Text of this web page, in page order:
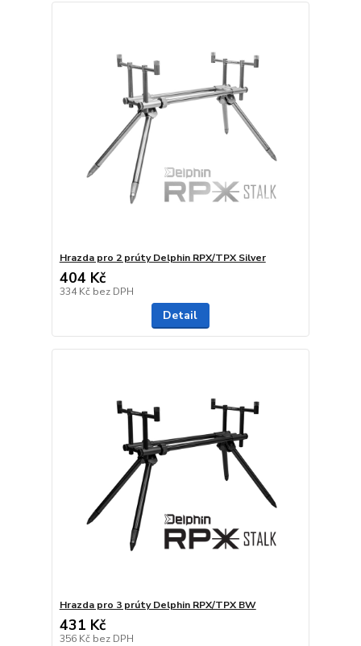
Hrazda pro 2 prúty Delphin RPX/TPX Silver
404 Kč
334 Kč bez DPH
Detail
Hrazda pro 3 prúty Delphin RPX/TPX BW
431 Kč
356 Kč bez DPH